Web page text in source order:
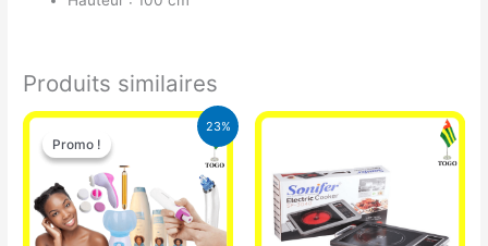
Produits similaires
23%
Promo !
Promo !
Le
prix
initial
était :
65.000 CFA.
Le
prix
actuel
est :
49.900 CFA.